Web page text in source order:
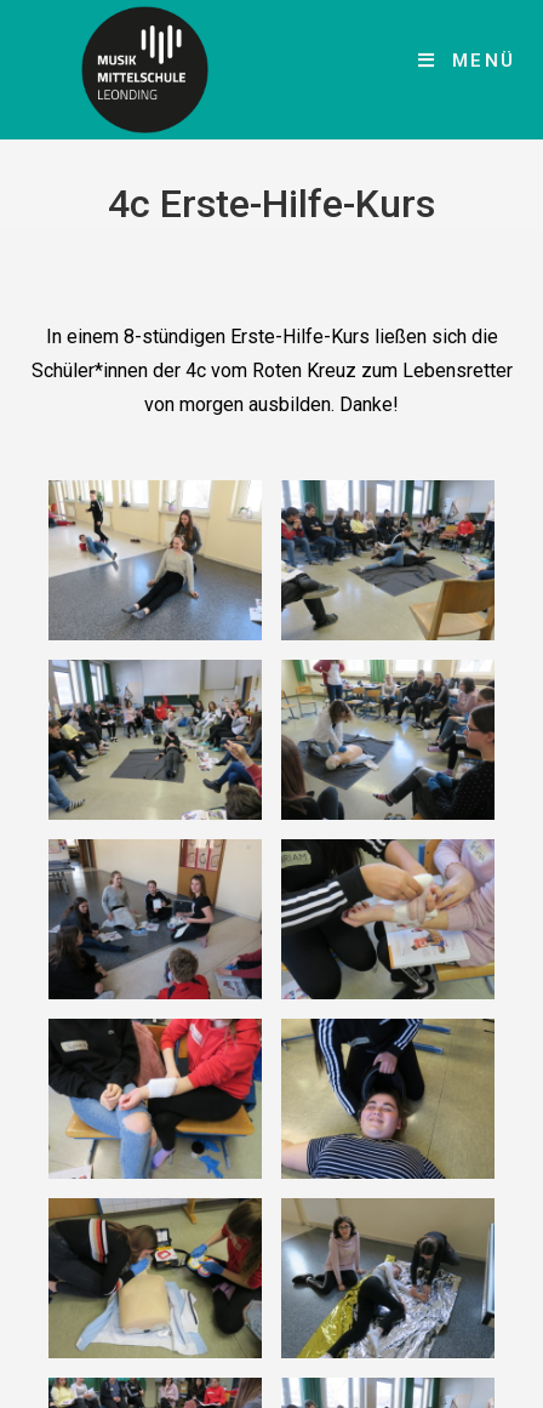
MENÜ
4c Erste-Hilfe-Kurs
In einem 8-stündigen Erste-Hilfe-Kurs ließen sich die
Schüler*innen der 4c vom Roten Kreuz zum Lebensretter
von morgen ausbilden. Danke!